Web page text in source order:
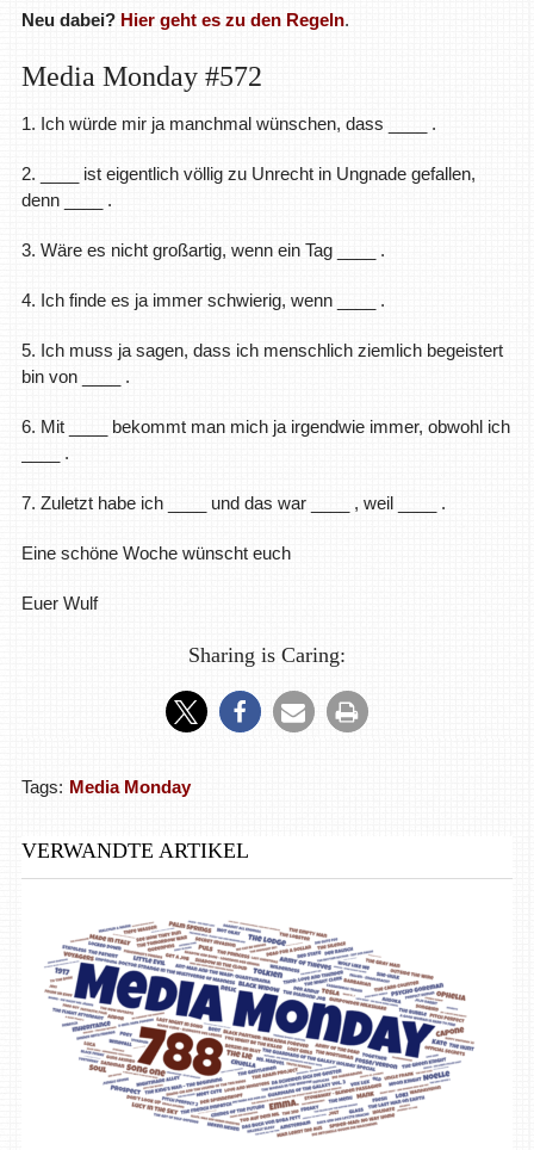
Neu dabei? Hier geht es zu den Regeln.
Media Monday #572
1. Ich würde mir ja manchmal wünschen, dass ____ .
2. ____ ist eigentlich völlig zu Unrecht in Ungnade gefallen,
denn ____ .
3. Wäre es nicht großartig, wenn ein Tag ____ .
4. Ich finde es ja immer schwierig, wenn ____ .
5. Ich muss ja sagen, dass ich menschlich ziemlich begeistert
bin von ____ .
6. Mit ____ bekommt man mich ja irgendwie immer, obwohl ich
____ .
7. Zuletzt habe ich ____ und das war ____ , weil ____ .
Eine schöne Woche wünscht euch
Euer Wulf
Sharing is Caring:
Tags: Media Monday
VERWANDTE ARTIKEL